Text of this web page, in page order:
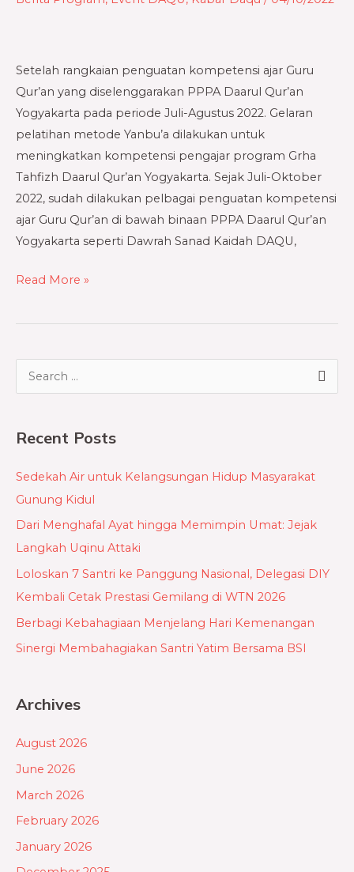
Setelah rangkaian penguatan kompetensi ajar Guru
Qur’an yang diselenggarakan PPPA Daarul Qur’an
Yogyakarta pada periode Juli-Agustus 2022. Gelaran
pelatihan metode Yanbu’a dilakukan untuk
meningkatkan kompetensi pengajar program Grha
Tahfizh Daarul Qur’an Yogyakarta. Sejak Juli-Oktober
2022, sudah dilakukan pelbagai penguatan kompetensi
ajar Guru Qur’an di bawah binaan PPPA Daarul Qur’an
Yogyakarta seperti Dawrah Sanad Kaidah DAQU,
Menguatkan
Qur’an
Yogyakarta
Read More »
r
c
h
f
o
Recent Posts
Sedekah Air untuk Kelangsungan Hidup Masyarakat
Gunung Kidul
Dari Menghafal Ayat hingga Memimpin Umat: Jejak
Langkah Uqinu Attaki
Loloskan 7 Santri ke Panggung Nasional, Delegasi DIY
Kembali Cetak Prestasi Gemilang di WTN 2026
Berbagi Kebahagiaan Menjelang Hari Kemenangan
Sinergi Membahagiakan Santri Yatim Bersama BSI
Archives
August 2026
June 2026
March 2026
February 2026
January 2026